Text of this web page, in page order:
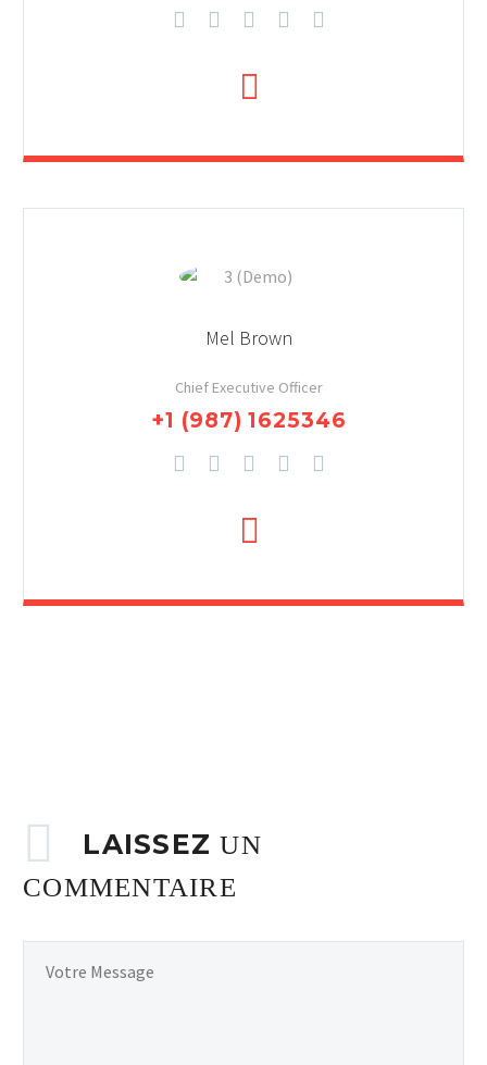
Mel Brown
Chief Executive Officer
+1 (987) 1625346
LAISSEZUN
COMMENTAIRE